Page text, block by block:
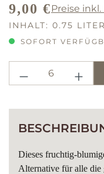
REGULÄRER
9,00 €Preise
INHALT: 0.75 LITER
SOFORT
PRODUKT
Dieses fruchtig-
Alternative für alle